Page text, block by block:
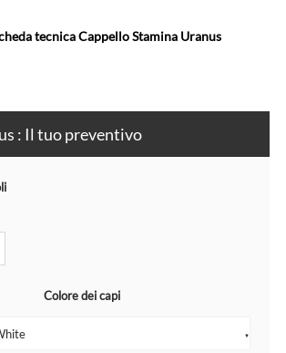
tecnica Cappello Stamina Uranus
: Il tuo preventivo
Colore dei capi
▼